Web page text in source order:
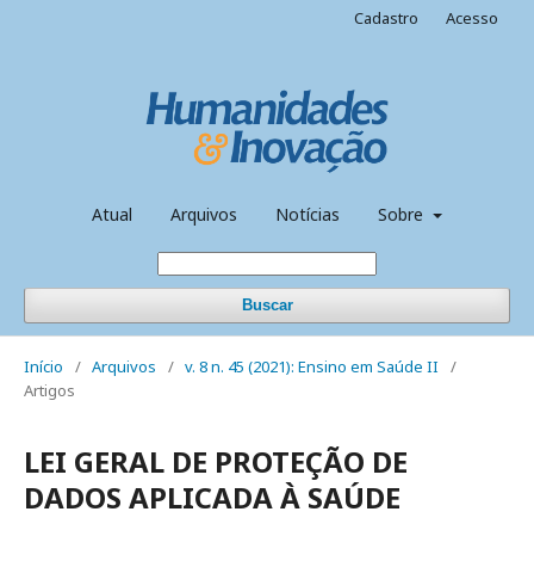
Atual Arquivos Notícias Sobre
Buscar
Cadastro Acesso
Início / Arquivos / v. 8 n. 45 (2021): Ensino em Saúde II
/
Artigos
LEI GERAL DE PROTEÇÃO DE
DADOS APLICADA À SAÚDE